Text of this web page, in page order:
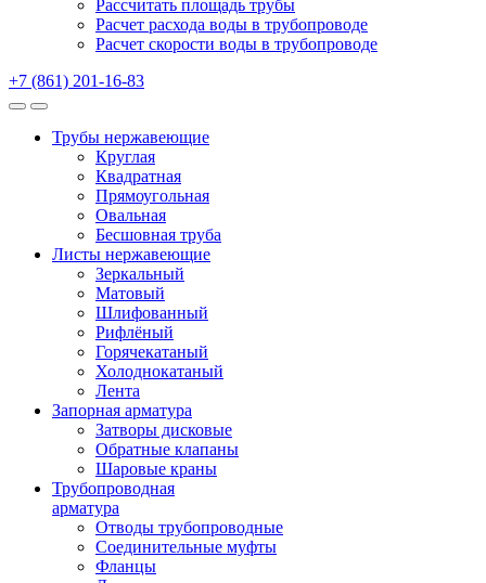
Рассчитать площадь трубы
Расчет расхода воды в трубопроводе
Расчет скорости воды в трубопроводе
+7 (861) 201-16-83
Трубы нержавеющие
Круглая
Квадратная
Прямоугольная
Овальная
Бесшовная труба
Листы нержавеющие
Зеркальный
Матовый
Шлифованный
Рифлёный
Горячекатаный
Холоднокатаный
Лента
Запорная арматура
Затворы дисковые
Обратные клапаны
Шаровые краны
Трубопроводная
арматура
Отводы трубопроводные
Соединительные муфты
Фланцы